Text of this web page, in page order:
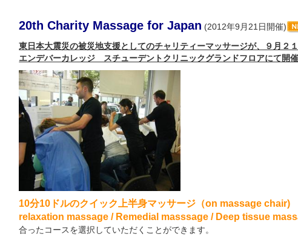
20th Charity Massage for Japan (2012年9月21日開催)
東日本大震災の被災地支援としてのチャリティーマッサージが、９月２
エンデバーカレッジ スチューデントクリニックグランドフロアにて開催
10分10ドルのクイック上半身マッサージ（on massage
relaxation massage / Remedial masssage / Deep tissue
合ったコースを選択していただくことができます。